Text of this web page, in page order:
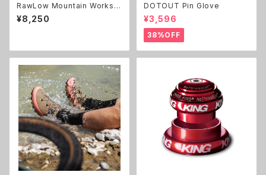
RawLow Mountain Works
（ロウロウマウンテンワークス）
TABITIBI(タビチビ）トート
¥8,250
DOTOUT Pin Glove
¥3,596
38%OFF